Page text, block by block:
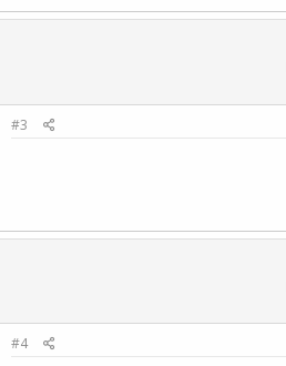
#3
#4